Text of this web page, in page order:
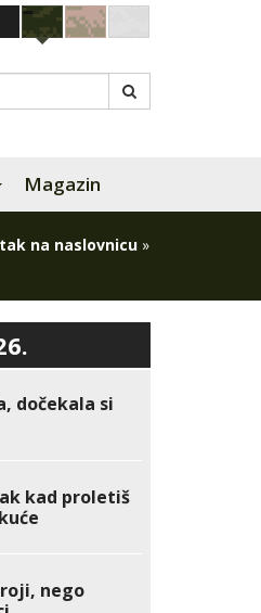
Magazin
na naslovnicu »
dočekala si
kad proletiš
nego